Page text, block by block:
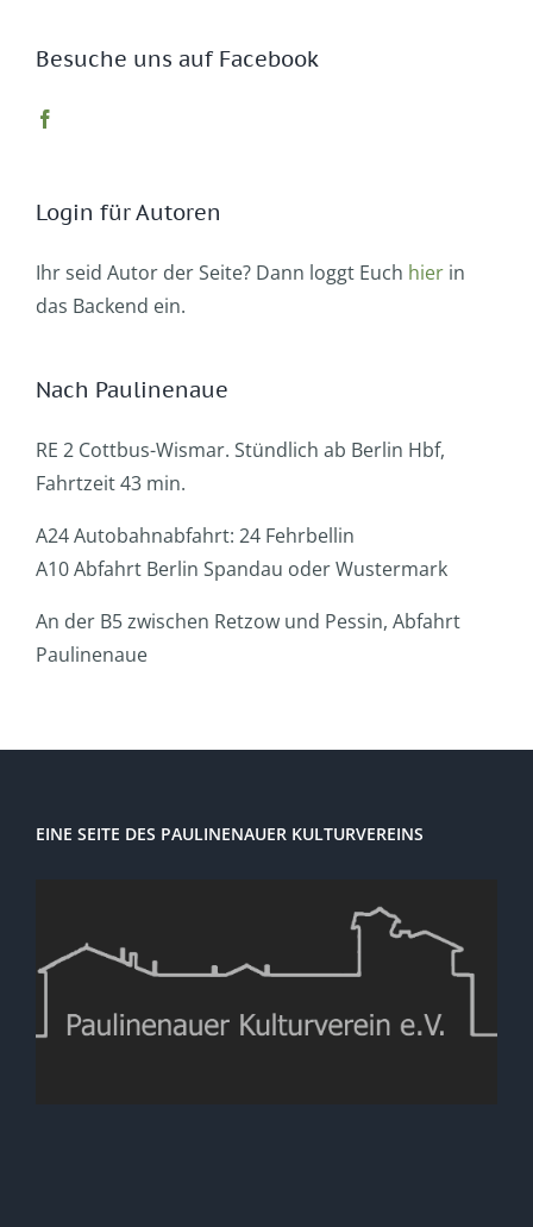
Besuche uns auf Facebook
Login für Autoren
Ihr seid Autor der Seite? Dann loggt Euch hier in
das Backend ein.
Nach Paulinenaue
RE 2 Cottbus-Wismar. Stündlich ab Berlin Hbf,
Fahrtzeit 43 min.
A24 Autobahnabfahrt: 24 Fehrbellin
A10 Abfahrt Berlin Spandau oder Wustermark
An der B5 zwischen Retzow und Pessin, Abfahrt
Paulinenaue
EINE SEITE DES PAULINENAUER KULTURVEREINS